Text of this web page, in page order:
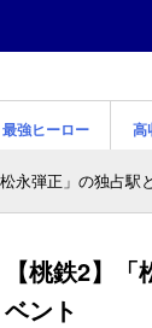
最強ヒーロー 高
松永弾正」の独占駅
【桃鉄2】
ベント